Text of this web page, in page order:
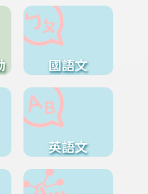
國語文
英語文